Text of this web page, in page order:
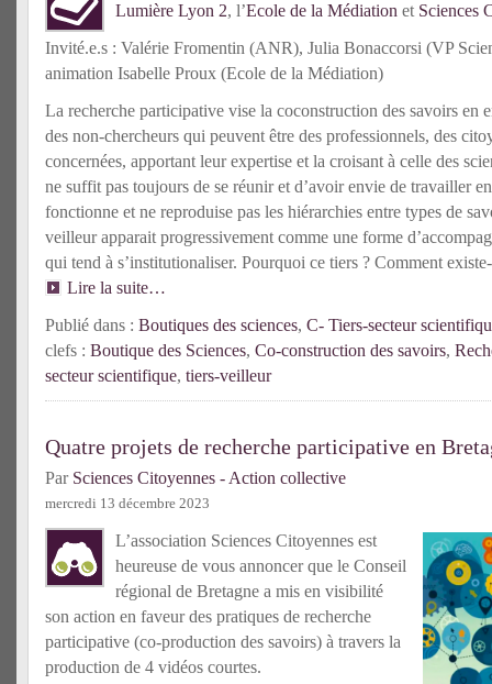
Lumière Lyon 2, l’Ecole de la Médiation et Sciences
Invité.e.s : Valérie Fromentin (ANR), Julia Bonaccorsi (VP
animation Isabelle Proux (Ecole de la Médiation)
La recherche participative vise la coconstruction des savoirs en
des non-chercheurs qui peuvent être des professionnels, des
concernées, apportant leur expertise et la croisant à celle des
ne suffit pas toujours de se réunir et d’avoir envie de travailler
fonctionne et ne reproduise pas les hiérarchies entre types de
veilleur apparait progressivement comme une forme
qui tend à s’institutionaliser. Pourquoi ce tiers ? Comment
Lire la suite…
Publié dans : Boutiques des sciences, C- Tiers-secteur
clefs : Boutique des Sciences, Co-construction des savoirs,
secteur scientifique, tiers-veilleur
Quatre projets de recherche participative en
Par Sciences Citoyennes - Action collective
mercredi 13 décembre 2023
L’association Sciences Citoyennes est
heureuse de vous annoncer que le Conseil
régional de Bretagne a mis en visibilité
son action en faveur des pratiques de recherche
participative (co-production des savoirs) à travers la
production de 4 vidéos courtes.